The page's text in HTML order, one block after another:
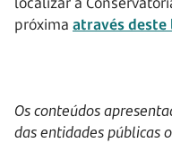
próxima através deste
Os conteúdos
das entidades públicas